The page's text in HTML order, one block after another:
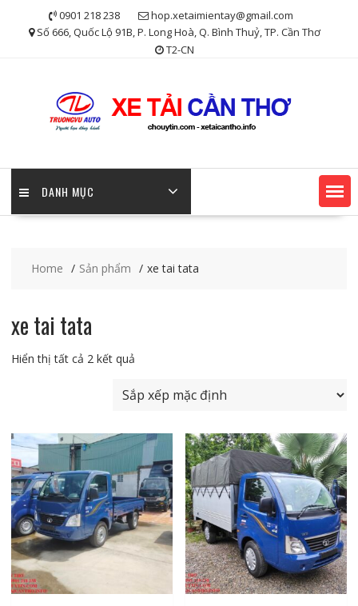
0901 218 238
hop.xetaimientay@gmail.com
Số 666, Quốc Lộ 91B, P. Long Hoà, Q. Bình Thuỷ, TP. Cần Thơ
T2-CN
DANH MỤC
Home Sản phẩm xe tai tata
xe tai tata
Hiển thị tất cả 2 kết quả